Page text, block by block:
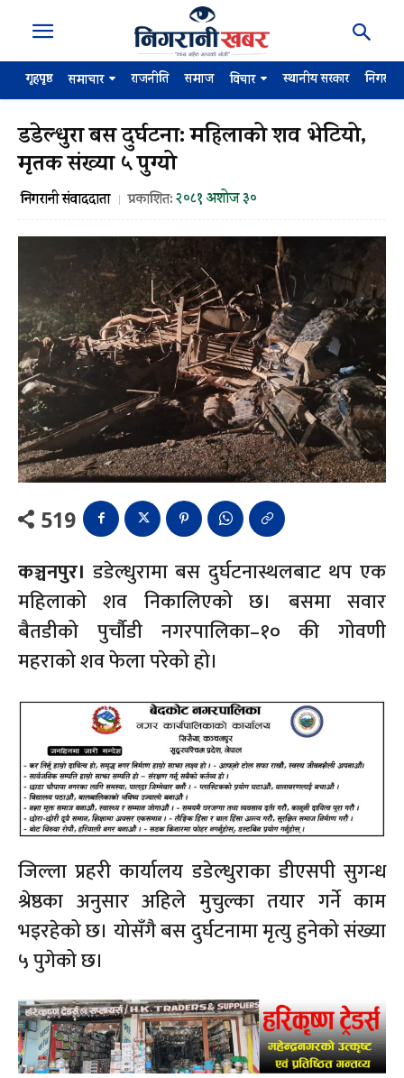
गृहपृष्ठ समाचार राजनीति समाज विचार स्थानीय सरकार
डडेल्धुरा बस दुर्घटना: महिलाको शव भेटियो,
मृतक संख्या ५ पुग्यो
निगरानी संवाददाता प्रकाशित:२०८१ अशोज ३०
519
कञ्चनपुर। डडेल्धुरामा बस दुर्घटनास्थलबाट थप एक
महिलाको शव निकालिएको छ। बसमा सवार
बैतडीको पुर्चौडी नगरपालिका–१० की गोवणी
महराको शव फेला परेको हो।
जिल्ला प्रहरी कार्यालय डडेल्धुराका डीएसपी सुगन्ध
श्रेष्ठका अनुसार अहिले मुचुल्का तयार गर्ने काम
भइरहेको छ। योसँगै बस दुर्घटनामा मृत्यु हुनेको संख्या
५ पुगेको छ।